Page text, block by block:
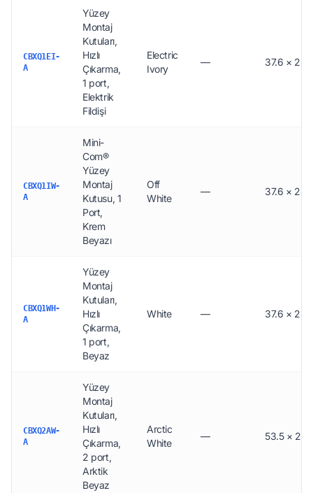
CBXQ1EI-
A
Yüzey
Montaj
Kutuları,
Hızlı
Çıkarma,
1 port,
Elektrik
Fildişi
Electric
Ivory
— 37.6 ×
CBXQ1IW-
A
Mini-
Com®
Yüzey
Montaj
Kutusu, 1
Port,
Krem
Beyazı
Off
White
— 37.6 ×
CBXQ1WH-
A
Yüzey
Montaj
Kutuları,
Hızlı
Çıkarma,
1 port,
Beyaz
White — 37.6 ×
CBXQ2AW-
A
Yüzey
Montaj
Kutuları,
Hızlı
Çıkarma,
2 port,
Arktik
Beyaz
Arctic
White
— 53.5 ×